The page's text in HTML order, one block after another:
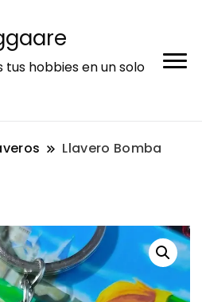
tus hobbies en un solo
Llavero Bomba